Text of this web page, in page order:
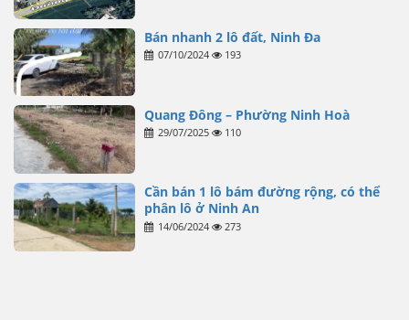
Bán nhanh 2 lô đất, Ninh Đa
07/10/2024 193
Quang Đông – Phường Ninh Hoà
29/07/2025 110
Cần bán 1 lô bám đường rộng, có thể
phân lô ở Ninh An
14/06/2024 273